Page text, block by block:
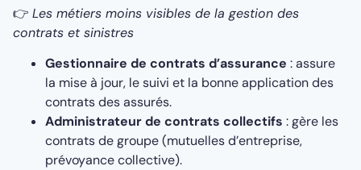
👉 Les métiers moins visibles de la gestion des
contrats et sinistres
Gestionnaire de contrats d’assurance : assure
la mise à jour, le suivi et la bonne application des
contrats des assurés.
Administrateur de contrats collectifs : gère les
contrats de groupe (mutuelles d’entreprise,
prévoyance collective).